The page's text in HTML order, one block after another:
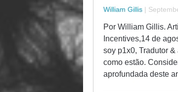
William Gillis |
Por William Gillis.
Incentives,14 de
soy p1x0, Tradutor
como estão.
aprofundada deste